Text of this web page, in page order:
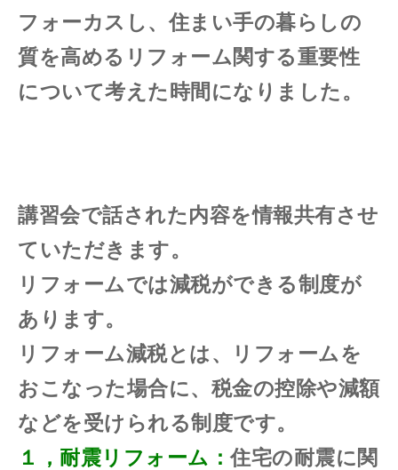
フォーカスし、住まい手の暮らしの
質を高めるリフォーム関する重要性
について考えた時間になりました。
講習会で話された内容を情報共有させ
ていただきます。
リフォームでは減税ができる制度が
あります。
リフォーム減税とは、リフォームを
おこなった場合に、税金の控除や減額
などを受けられる制度です。
１，耐震リフォーム：住宅の耐震に関